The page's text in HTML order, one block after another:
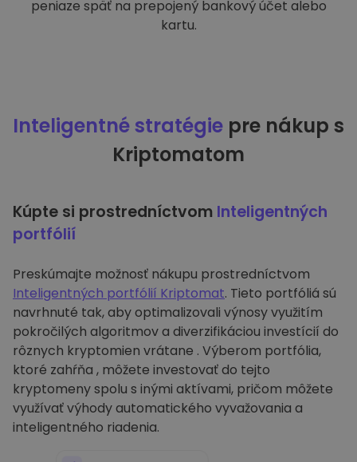
peniaze späť na prepojený bankový účet alebo
kartu.
Inteligentné stratégie pre nákup s
Kriptomatom
Kúpte si prostredníctvom Inteligentných
portfólií
Preskúmajte možnosť nákupu prostredníctvom
Inteligentných portfólií Kriptomat. Tieto portfóliá sú
navrhnuté tak, aby optimalizovali výnosy využitím
pokročilých algoritmov a diverzifikáciou investícií do
rôznych kryptomien vrátane . Výberom portfólia,
ktoré zahŕňa , môžete investovať do tejto
kryptomeny spolu s inými aktívami, pričom môžete
využívať výhody automatického vyvažovania a
inteligentného riadenia.